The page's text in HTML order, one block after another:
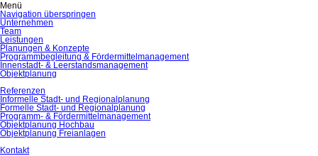
Menü
Navigation überspringen
Unternehmen
Team
Leistungen
Planungen & Konzepte
Programmbegleitung & Fördermittelmanagement
Innenstadt- & Leerstandsmanagement
Objektplanung
Referenzen
Informelle Stadt- und Regionalplanung
Formelle Stadt- und Regionalplanung
Programm- & Fördermittelmanagement
Objektplanung Hochbau
Objektplanung Freianlagen
Kontakt